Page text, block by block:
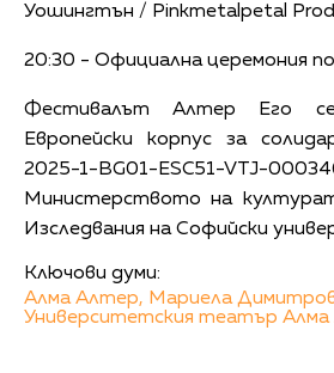
Уошингтън / Pinkmetalpetal
20:30 - Официална церемония
Фестивалът Алтер Его
Европейски корпус за
2025-1-BG01-ESC51-VTJ-
Министерството на
Изследвания на Софийски
Ключови думи:
Алма Алтер, Мариела
Университетския театър